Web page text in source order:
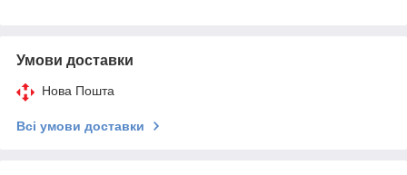
Умови доставки
Нова Пошта
Всі умови доставки